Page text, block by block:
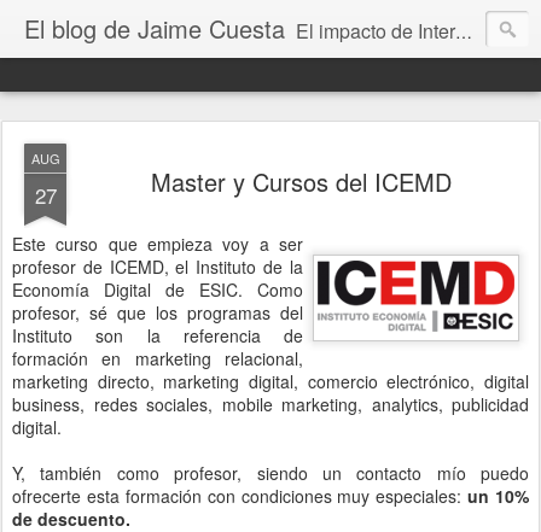
El blog de Jaime Cuesta El impacto de Internet en la sociedad visto con mis propios ojos
AUG
27 Master y Cursos del ICEMD
Este curso que empieza voy a ser
profesor de ICEMD, el Instituto de la
Economía Digital de ESIC. Como
profesor, sé que los programas del
Instituto son la referencia de
formación en marketing relacional,
marketing directo, marketing digital, comercio electrónico, digital
business, redes sociales, mobile marketing, analytics, publicidad
digital.
Y, también como profesor, siendo un contacto mío puedo
ofrecerte esta formación con condiciones muy especiales:un 10%
de descuento.